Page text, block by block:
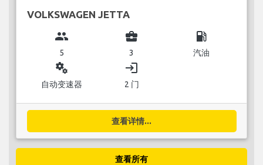
VOLKSWAGEN JETTA
group
5
business_center
3
local_gas_station
汽油
miscellaneous_services
自动变速器
login
2 门
查看详情...
查看所有